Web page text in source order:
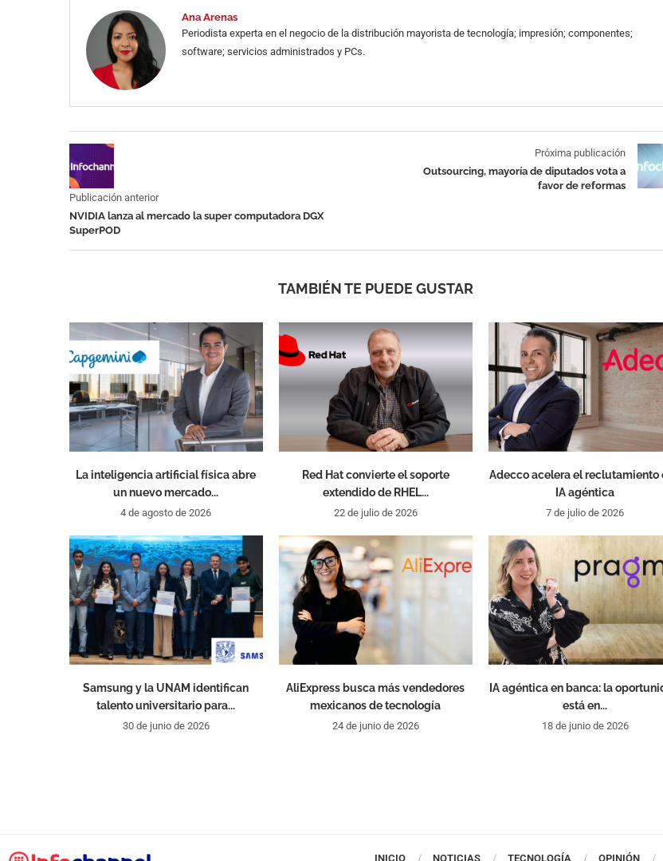
Ana Arenas
Periodista experta en el negocio de la distribución mayorista de tecnología; impresión; componentes;
software; servicios administrados y PCs.
Publicación anterior
NVIDIA lanza al mercado la super computadora DGX
SuperPOD
Próxima publicación
Outsourcing, mayoría de diputados vota a
favor de reformas
TAMBIÉN TE PUEDE GUSTAR
La inteligencia artificial física abre
un nuevo mercado...
4 de agosto de 2026
Red Hat convierte el soporte
extendido de RHEL...
22 de julio de 2026
Adecco acelera el reclutamiento
IA agéntica
7 de julio de 2026
Samsung y la UNAM identifican
talento universitario para...
30 de junio de 2026
AliExpress busca más vendedores
mexicanos de tecnología
24 de junio de 2026
IA agéntica en banca: la
está en...
18 de junio de 2026
INICIO NOTICIAS TECNOLOGÍA OPINIÓN